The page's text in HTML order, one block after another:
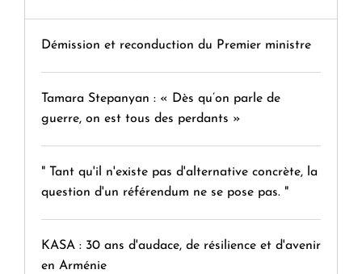
Démission et reconduction du Premier ministre
Tamara Stepanyan : « Dès qu’on parle de
guerre, on est tous des perdants »
" Tant qu'il n'existe pas d'alternative concrète, la
question d'un référendum ne se pose pas. "
KASA : 30 ans d'audace, de résilience et d'avenir
en Arménie